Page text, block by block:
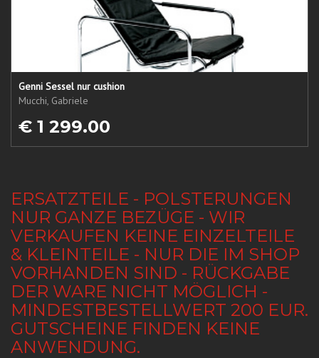
Genni Sessel nur cushion
Mucchi, Gabriele
€ 1 299.00
ERSATZTEILE - POLSTERUNGEN
NUR GANZE BEZÜGE - WIR
VERKAUFEN KEINE EINZELTEILE
& KLEINTEILE - NUR DIE IM SHOP
VORHANDEN SIND - RÜCKGABE
DER WARE NICHT MÖGLICH -
MINDESTBESTELLWERT 200 EUR.
GUTSCHEINE FINDEN KEINE
ANWENDUNG.